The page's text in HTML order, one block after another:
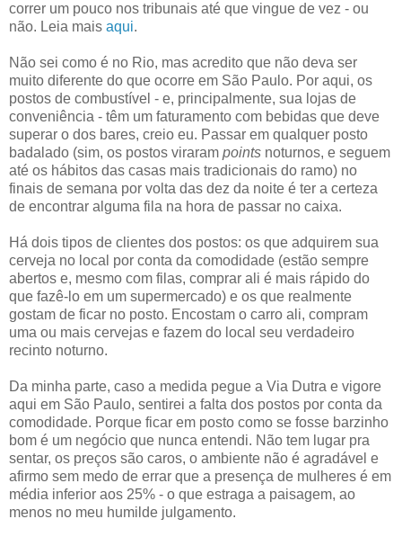
correr um pouco nos tribunais até que vingue de vez - ou
não. Leia mais aqui.
Não sei como é no Rio, mas acredito que não deva ser
muito diferente do que ocorre em São Paulo. Por aqui, os
postos de combustível - e, principalmente, sua lojas de
conveniência - têm um faturamento com bebidas que deve
superar o dos bares, creio eu. Passar em qualquer posto
badalado (sim, os postos viraram points noturnos, e seguem
até os hábitos das casas mais tradicionais do ramo) no
finais de semana por volta das dez da noite é ter a certeza
de encontrar alguma fila na hora de passar no caixa.
Há dois tipos de clientes dos postos: os que adquirem sua
cerveja no local por conta da comodidade (estão sempre
abertos e, mesmo com filas, comprar ali é mais rápido do
que fazê-lo em um supermercado) e os que realmente
gostam de ficar no posto. Encostam o carro ali, compram
uma ou mais cervejas e fazem do local seu verdadeiro
recinto noturno.
Da minha parte, caso a medida pegue a Via Dutra e vigore
aqui em São Paulo, sentirei a falta dos postos por conta da
comodidade. Porque ficar em posto como se fosse barzinho
bom é um negócio que nunca entendi. Não tem lugar pra
sentar, os preços são caros, o ambiente não é agradável e
afirmo sem medo de errar que a presença de mulheres é em
média inferior aos 25% - o que estraga a paisagem, ao
menos no meu humilde julgamento.